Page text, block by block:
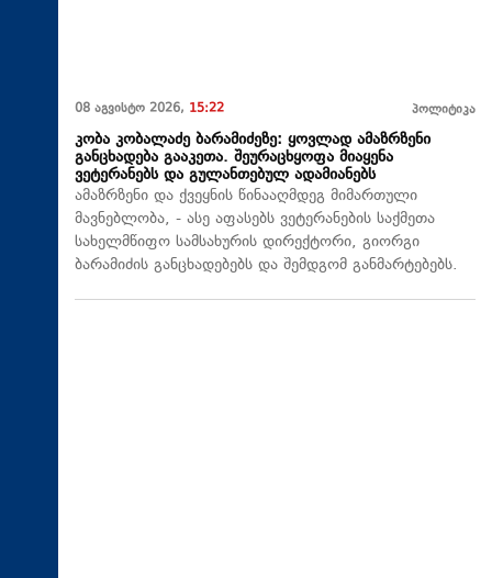
08 აგვისტო 2026, 15:22 პოლიტიკა
კობა კობალაძე ბარამიძეზე: ყოვლად ამაზრზენი
განცხადება გააკეთა. შეურაცხყოფა მიაყენა
ვეტერანებს და გულანთებულ ადამიანებს
ამაზრზენი და ქვეყნის წინააღმდეგ მიმართული
მავნებლობა, - ასე აფასებს ვეტერანების საქმეთა
სახელმწიფო სამსახურის დირექტორი, გიორგი
ბარამიძის განცხადებებს და შემდგომ განმარტებებს.